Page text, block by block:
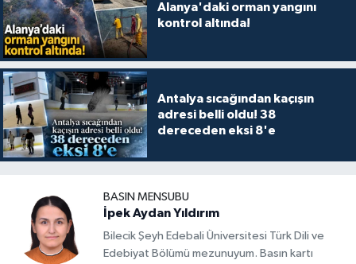
Alanya'daki orman yangını
kontrol altında!
Antalya sıcağından kaçışın
adresi belli oldu! 38
dereceden eksi 8'e
BASIN MENSUBU
İpek Aydan Yıldırım
Bilecik Şeyh Edebali Üniversitesi Türk Dili ve
Edebiyat Bölümü mezunuyum. Basın kartı